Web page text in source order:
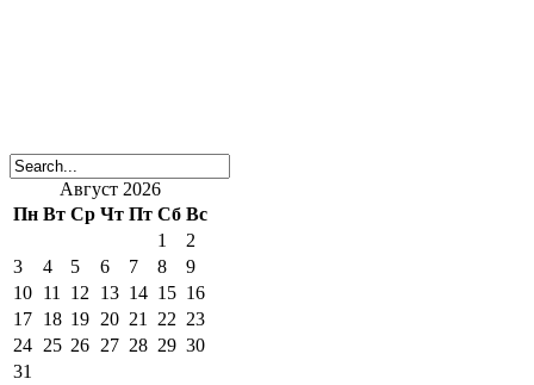
Август 2026
Пн Вт Ср Чт Пт Сб Вс
1
2
3
4 5 6 7 8
9
10 11 12 13 14 15 16
17 18 19 20 21 22 23
24 25 26 27 28 29 30
31